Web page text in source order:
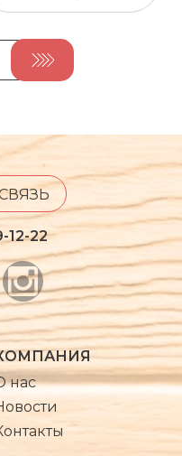
12-22
нас